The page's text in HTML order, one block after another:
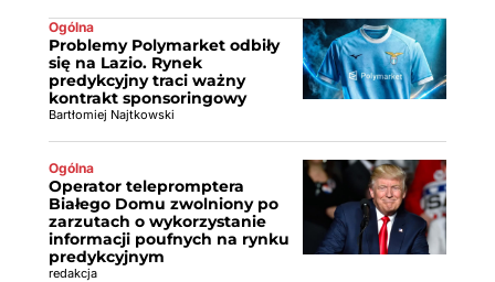
Ogólna
Problemy Polymarket odbiły
się na Lazio. Rynek
predykcyjny traci ważny
kontrakt sponsoringowy
Bartłomiej Najtkowski
Ogólna
Operator telepromptera
Białego Domu zwolniony po
zarzutach o wykorzystanie
informacji poufnych na rynku
predykcyjnym
redakcja